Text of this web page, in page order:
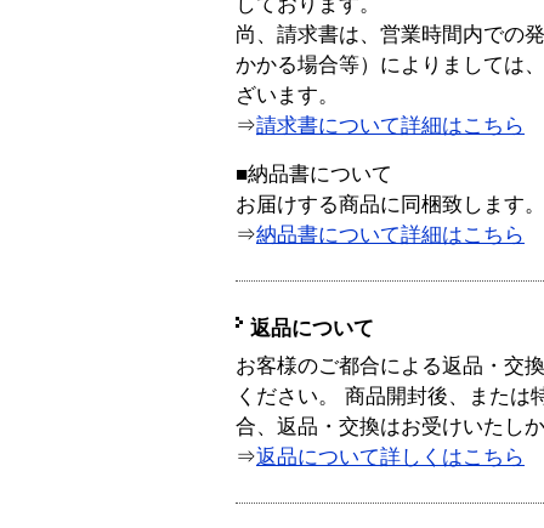
しております。
尚、請求書は、営業時間内での
かかる場合等）によりましては
ざいます。
⇒請求書について詳細はこちら
■納品書について
お届けする商品に同梱致します。
⇒納品書について詳細はこちら
返品について
お客様のご都合による返品・交
ください。 商品開封後、または
合、返品・交換はお受けいたし
⇒返品について詳しくはこちら